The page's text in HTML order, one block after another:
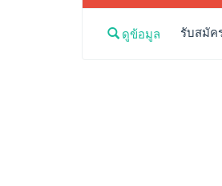
ดูข้อมูล รับสมัค